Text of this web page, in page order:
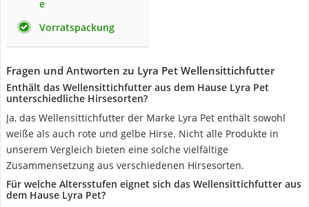
e
Vorratspackung
Fragen und Antworten zu Lyra Pet Wellensittichfutter
Enthält das Wellensittichfutter aus dem Hause Lyra Pet
unterschiedliche Hirsesorten?
Ja, das Wellensittichfutter der Marke Lyra Pet enthält sowohl
weiße als auch rote und gelbe Hirse. Nicht alle Produkte in
unserem Vergleich bieten eine solche vielfältige
Zusammensetzung aus verschiedenen Hirsesorten.
Für welche Altersstufen eignet sich das Wellensittichfutter aus
dem Hause Lyra Pet?